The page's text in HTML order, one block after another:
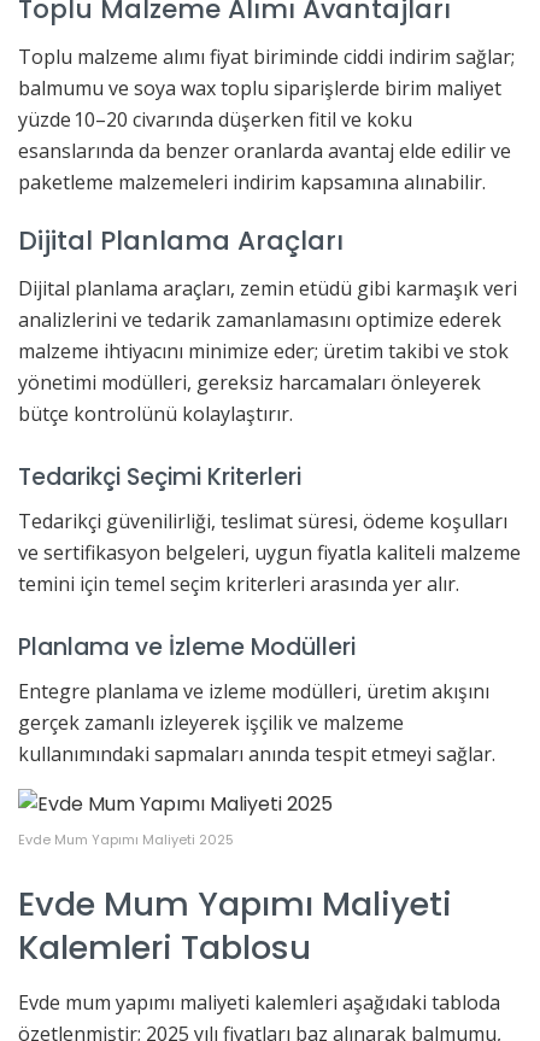
Toplu Malzeme Alımı Avantajları
Toplu malzeme alımı fiyat biriminde ciddi indirim sağlar;
balmumu ve soya wax toplu siparişlerde birim maliyet
yüzde 10–20 civarında düşerken fitil ve koku
esanslarında da benzer oranlarda avantaj elde edilir ve
paketleme malzemeleri indirim kapsamına alınabilir.
Dijital Planlama Araçları
Dijital planlama araçları, zemin etüdü gibi karmaşık veri
analizlerini ve tedarik zamanlamasını optimize ederek
malzeme ihtiyacını minimize eder; üretim takibi ve stok
yönetimi modülleri, gereksiz harcamaları önleyerek
bütçe kontrolünü kolaylaştırır.
Tedarikçi Seçimi Kriterleri
Tedarikçi güvenilirliği, teslimat süresi, ödeme koşulları
ve sertifikasyon belgeleri, uygun fiyatla kaliteli malzeme
temini için temel seçim kriterleri arasında yer alır.
Planlama ve İzleme Modülleri
Entegre planlama ve izleme modülleri, üretim akışını
gerçek zamanlı izleyerek işçilik ve malzeme
kullanımındaki sapmaları anında tespit etmeyi sağlar.
Evde Mum Yapımı Maliyeti 2025
Evde Mum Yapımı Maliyeti
Kalemleri Tablosu
Evde mum yapımı maliyeti kalemleri aşağıdaki tabloda
özetlenmiştir; 2025 yılı fiyatları baz alınarak balmumu,